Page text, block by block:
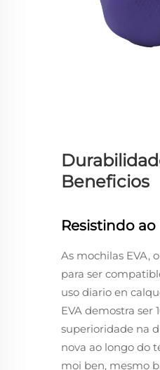
Beneficios
Resistindo
As mochilas EVA,
para ser
uso diario en
EVA demostra ser
superioridade na
nova ao longo do
moi ben, mesmo